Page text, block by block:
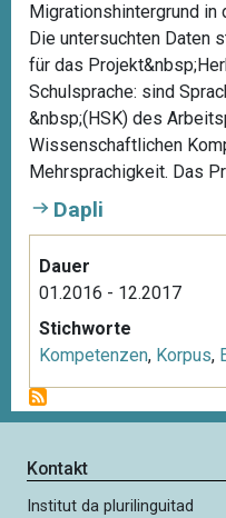
Migrationshintergrund
Die untersuchten Daten
für das
Schulsprache: sind
&nbsp;(HSK) des
Wissenschaftlichen
Mehrsprachigkeit. Das
Dapli
Dauer
01.2016 - 12.2017
Stichworte
Kompetenzen, Korpus,
Kontakt
Institut da plurilinguitad